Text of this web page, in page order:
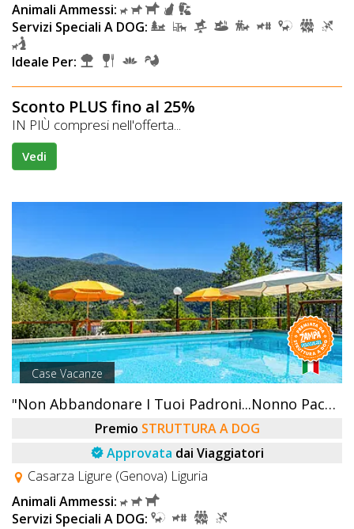
Animali Ammessi:
Servizi Speciali A DOG:
Ideale Per:
Sconto PLUS fino al 25%
IN PIÙ compresi nell'offerta...
Vedi
Case Vacanze
"Non Abbandonare I Tuoi Padroni...Nonno Paco Li Accetta!!"
Premio STRUTTURA A DOG
Approvata dai Viaggiatori
Casarza Ligure (Genova) Liguria
Animali Ammessi:
Servizi Speciali A DOG: